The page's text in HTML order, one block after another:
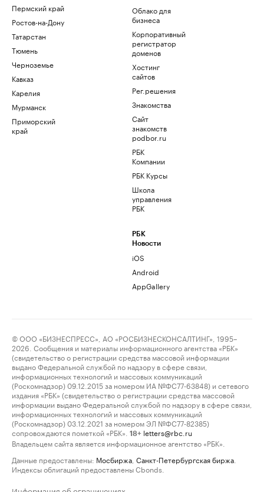
Пермский край
Ростов-на-Дону
Татарстан
Тюмень
Черноземье
Кавказ
Карелия
Мурманск
Приморский
край
Облако для
бизнеса
Корпоративный
регистратор
доменов
Хостинг
сайтов
Рег.решения
Знакомства
Сайт
знакомств
podbor.ru
РБК
Компании
РБК Курсы
Школа
управления
РБК
РБК
Новости
iOS
Android
AppGallery
© ООО «БИЗНЕСПРЕСС», АО «РОСБИЗНЕСКОНСАЛТИНГ», 1995–
2026. Сообщения и материалы информационного агентства «РБК»
(свидетельство о регистрации средства массовой информации
выдано Федеральной службой по надзору в сфере связи,
информационных технологий и массовых коммуникаций
(Роскомнадзор) 09.12.2015 за номером ИА №ФС77-63848) и сетевого
издания «РБК» (свидетельство о регистрации средства массовой
информации выдано Федеральной службой по надзору в сфере связи,
информационных технологий и массовых коммуникаций
(Роскомнадзор) 03.12.2021 за номером ЭЛ №ФС77-82385)
сопровождаются пометкой «РБК».
18+ letters@rbc.ru
Владельцем сайта является информационное агентство «РБК».
Данные предоставлены: Мосбиржа Санкт-Петербургская биржа
Индексы облигаций предоставлены Cbonds.